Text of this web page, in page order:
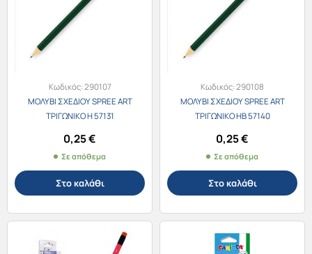
Κωδικός:290107
ΜΟΛΥΒΙ ΣΧΕΔΙΟΥ SPREE ART
ΤΡΙΓΩΝΙΚΟ H 57131
0,25€
Σε απόθεμα
Στο καλάθι
Κωδικός:290108
ΜΟΛΥΒΙ ΣΧΕΔΙΟΥ SPREE ART
ΤΡΙΓΩΝΙΚΟ HB 57140
0,25€
Σε απόθεμα
Στο καλάθι